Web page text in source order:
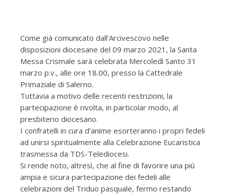
Come già comunicato dall’Arcivescovo nelle
disposizioni diocesane del 09 marzo 2021, la Santa
Messa Crismale sarà celebrata Mercoledì Santo 31
marzo p.v., alle ore 18.00, presso la Cattedrale
Primaziale di Salerno.
Tuttavia a motivo delle recenti restrizioni, la
partecipazione è rivolta, in particolar modo, al
presbiterio diocesano.
I confratelli in cura d’anime esorteranno i propri fedeli
ad unirsi spiritualmente alla Celebrazione Eucaristica
trasmessa da TDS-Telediocesi.
Si rende noto, altresì, che al fine di favorire una più
ampia e sicura partecipazione dei fedeli alle
celebrazioni del Triduo pasquale, fermo restando